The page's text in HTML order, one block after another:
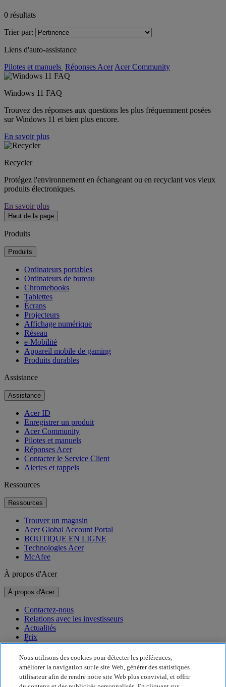
0 résultats
Trier par:
Liens d'auto-assistance
Pilotes et manuels Réponses Acer Acer Community
Windows 11 FAQ
Trouvez des réponses aux questions les plus fréquemment posées
sur Windows 11 et bien plus encore.
En savoir plus
Recycler
Protégez l'environnement en échangeant ou en recyclant vos vieux
produits électroniques.
En savoir plus
Haut de la page
Produits
Produits
Ordinateurs portables
Ordinateurs de bureau
Chromebooks
Tablettes
Écrans
Projecteurs
Affichage numérique
Réseau
e-Mobilité
Appareil mobile de gaming
Produits durables
Assistance
Assistance
Acer ID
Enregistrer un produit
Acer Community
Pilotes et manuels
Réponses Acer
Contacter le Service Client
Alertes et rappels
Ressources
Ressources
Trouver un magasin
Acer Global Account Portal
BOUTIQUE EN LIGNE
Technologies Acer
McAfee
À propos d'Acer
À propos d'Acer
Contactez-nous
Relations avec les investisseurs
Actualités
Prix
Événements
Développement durable
Développement durable
Nous utilisons des cookies pour détecter les préférences,
améliorer la navigation sur le site Web, générer des statistiques
utilisateur afin de rendre notre site Web plus convivial, et offrir